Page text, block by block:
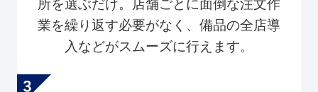
所を選ぶだけ。店舗ごとに面倒な注文作
業を繰り返す必要がなく、備品の全店導
入などがスムーズに行えます。